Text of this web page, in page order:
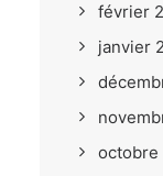
février
janvier
octobre